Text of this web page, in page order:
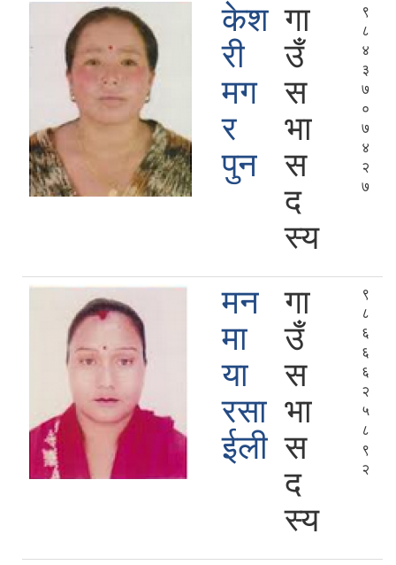
केश
री
मग
र
पुन
गा
उँ
स
भा
स
द
स्य
९
८
४
३
७
०
७
४
२
७
मन
मा
या
रसा
ईली
गा
उँ
स
भा
स
द
स्य
९
८
६
६
६
२
५
८
९
२